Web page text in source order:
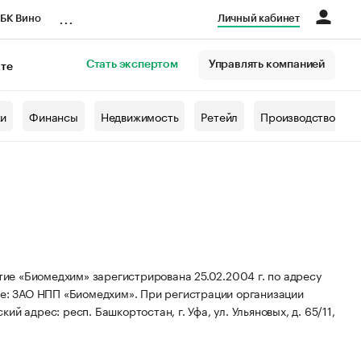
Вино Личный кабинет
Стать экспертом Управлять компанией
Финансы Недвижимость Ретейл Производство
«Биомедхим» зарегистрирована 25.02.2004 г. по адресу
ЗАО НПП «Биомедхим». При регистрации организации
адрес: респ. Башкортостан, г. Уфа, ул. Ульяновых, д. 65/11,